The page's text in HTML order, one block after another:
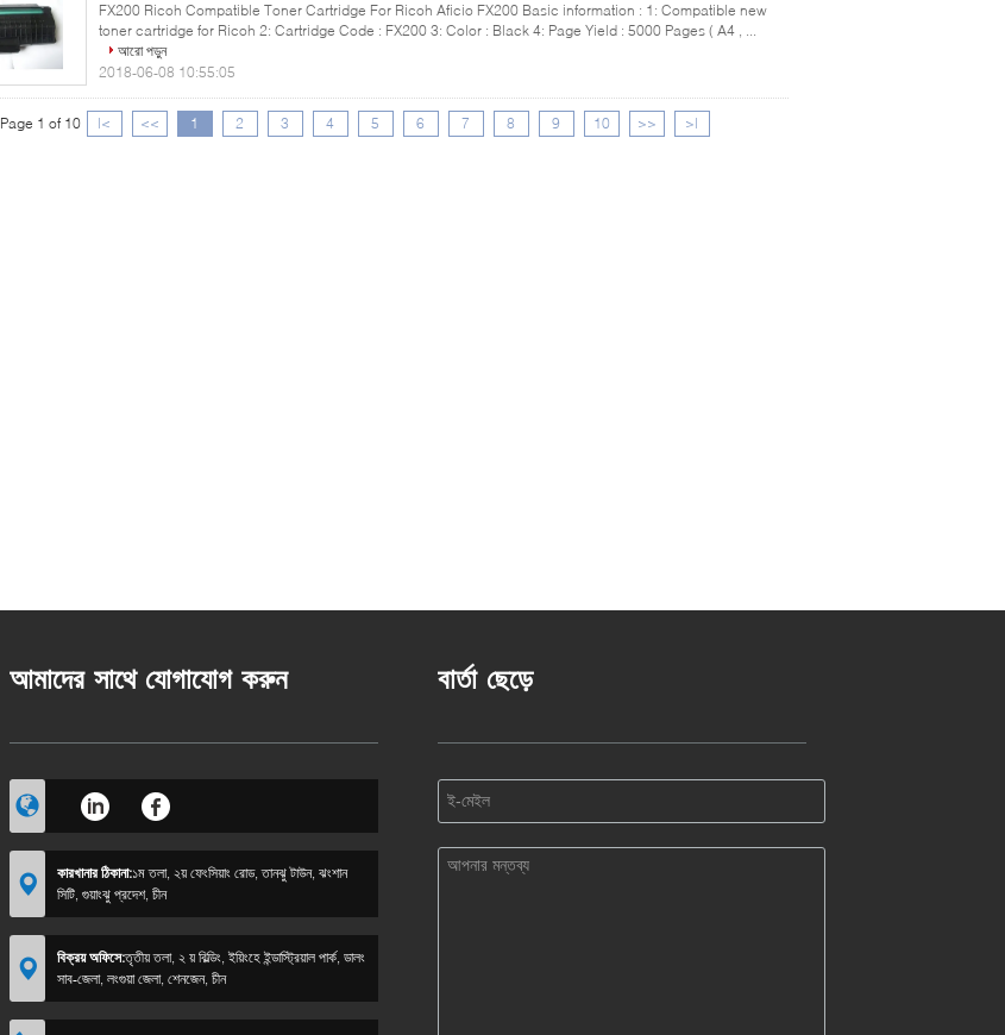
FX200 Ricoh Compatible Toner Cartridge For Ricoh Aficio FX200 Basic information : 1: Compatible new
toner cartridge for Ricoh 2: Cartridge Code : FX200 3: Color : Black 4: Page Yield : 5000 Pages ( A4 , ...
আরো পড়ুন
2018-06-08 10:55:05
Page 1 of 10 |< << 1 2 3 4 5 6 7 8 9 10 >> >|
আমাদের সাথে যোগাযোগ করুন
কারখানার ঠিকানা:১ম তলা, ২য় ফেংসিয়াং রোড, তানঝু টাউন, ঝংশান
সিটি, গুয়াংঝু প্রদেশ, চীন
বিক্রয় অফিসে:তৃতীয় তলা, ২ য় বিল্ডিং, ইয়িংহে ইন্ডাস্ট্রিয়াল পার্ক, ডালং
সাব-জেলা, লংগুয়া জেলা, শেনজেন, চীন
বার্তা ছেড়ে